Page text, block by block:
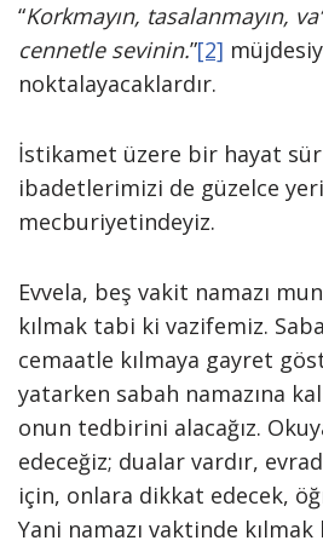
“Korkmayın, tasalanmayın,
cennetle sevinin.”[2]
noktalayacaklardır.
İstikamet üzere bir hayat
ibadetlerimizi de güzelce
mecburiyetindeyiz.
Evvela, beş vakit namazı
kılmak tabi ki vazifemiz.
cemaatle kılmaya gayret
yatarken sabah namazına
onun tedbirini alacağız.
edeceğiz; dualar vardır,
için, onlara dikkat edecek,
Yani namazı vaktinde